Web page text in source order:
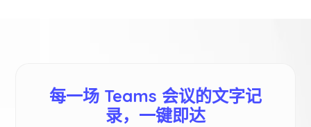
每一场 Teams 会议的文字记
录，一键即达